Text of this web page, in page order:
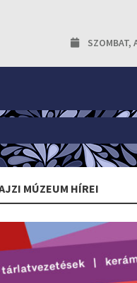
SZOMBAT,
MÚZEUM HÍREI